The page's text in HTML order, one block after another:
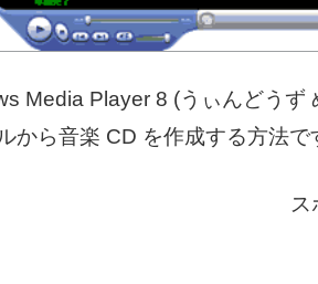
Media Player 8 (うぃんどうず
から音楽 CD を作成する方法で
ス